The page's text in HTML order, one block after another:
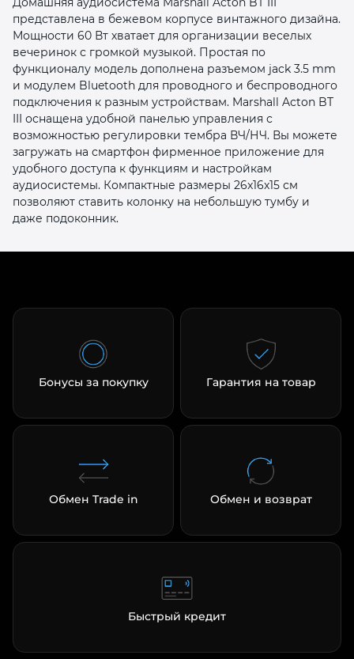
представлена в бежевом корпусе винтажного дизайна.
Мощности 60 Вт хватает для организации веселых
вечеринок с громкой музыкой. Простая по
функционалу модель дополнена разъемом jack 3.5 mm
и модулем Bluetooth для проводного и беспроводного
подключения к разным устройствам. Marshall Acton BT
III оснащена удобной панелью управления с
возможностью регулировки тембра ВЧ/НЧ. Вы можете
загружать на смартфон фирменное приложение для
удобного доступа к функциям и настройкам
аудиосистемы. Компактные размеры 26x16x15 см
позволяют ставить колонку на небольшую тумбу и
даже подоконник.
Бонусы за покупку Гарантия на товар
Обмен Trade in Обмен и возврат
Быстрый кредит
раз в 2 недели